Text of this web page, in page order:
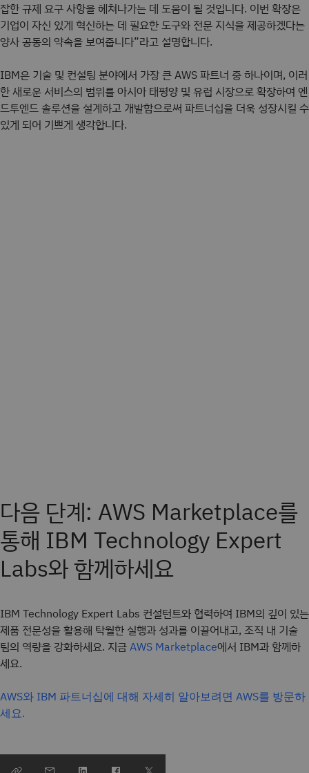
잡한 규제 요구 사항을 헤쳐나가는 데 도움이 될 것입니다. 이번 확장은
기업이 자신 있게 혁신하는 데 필요한 도구와 전문 지식을 제공하겠다는
양사 공동의 약속을 보여줍니다”라고 설명합니다.
IBM은 기술 및 컨설팅 분야에서 가장 큰 AWS 파트너 중 하나이며, 이러
한 새로운 서비스의 범위를 아시아 태평양 및 유럽 시장으로 확장하여 엔
드투엔드 솔루션을 설계하고 개발함으로써 파트너십을 더욱 성장시킬 수
있게 되어 기쁘게 생각합니다.
다음 단계: AWS Marketplace를
통해 IBM Technology Expert
Labs와 함께하세요
IBM Technology Expert Labs 컨설턴트와 협력하여 IBM의 깊이 있는
제품 전문성을 활용해 탁월한 실행과 성과를 이끌어내고, 조직 내 기술
팀의 역량을 강화하세요. 지금 AWS Marketplace에서 IBM과 함께하
세요.
AWS와 IBM 파트너십에 대해 자세히 알아보려면 AWS를 방문하
세요.